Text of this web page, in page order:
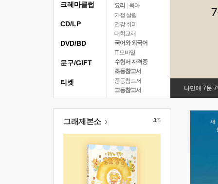
요리
육아
가정 살림
건강 취미
대학교재
국어와 외국어
IT 모바일
수험서 자격증
초등참고서
중등참고서
고등참고서
나민애 7문
크레마클럽
CD/LP
DVD/BD
문구/GIFT
티켓
그래제본소 3/5